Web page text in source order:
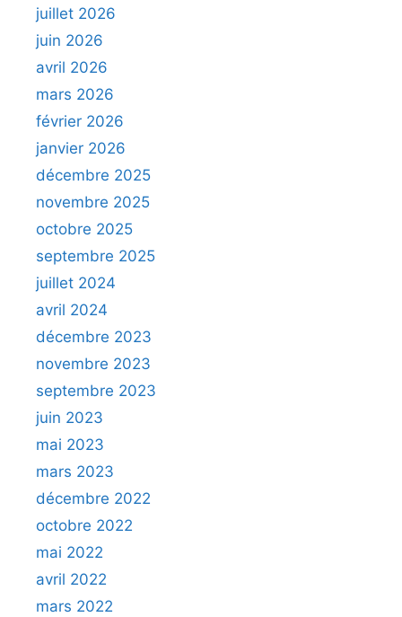
juillet 2026
juin 2026
avril 2026
mars 2026
février 2026
janvier 2026
décembre 2025
novembre 2025
octobre 2025
septembre 2025
juillet 2024
avril 2024
décembre 2023
novembre 2023
septembre 2023
juin 2023
mai 2023
mars 2023
décembre 2022
octobre 2022
mai 2022
avril 2022
mars 2022